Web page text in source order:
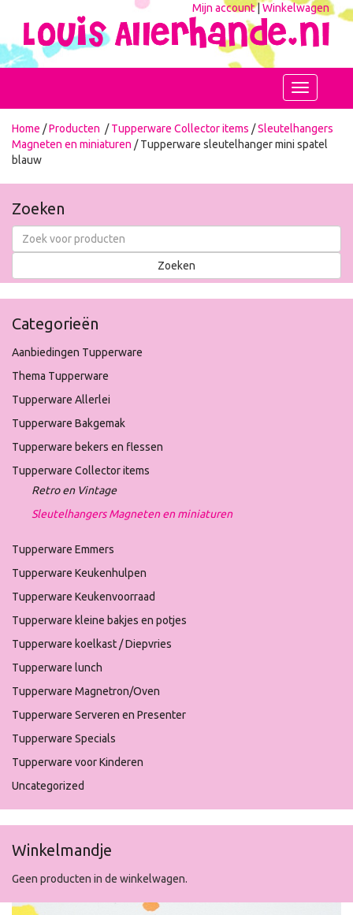
Mijn account|Winkelwagen
Toggle
navigation
Home /Producten /Tupperware Collector items /Sleutelhangers
Magneten en miniaturen / Tupperware sleutelhanger mini spatel
blauw
Zoeken
Categorieën
Aanbiedingen Tupperware
Thema Tupperware
Tupperware Allerlei
Tupperware Bakgemak
Tupperware bekers en flessen
Tupperware Collector items
Retro en Vintage
Sleutelhangers Magneten en miniaturen
Tupperware Emmers
Tupperware Keukenhulpen
Tupperware Keukenvoorraad
Tupperware kleine bakjes en potjes
Tupperware koelkast / Diepvries
Tupperware lunch
Tupperware Magnetron/Oven
Tupperware Serveren en Presenter
Tupperware Specials
Tupperware voor Kinderen
Uncategorized
Winkelmandje
Geen producten in de winkelwagen.